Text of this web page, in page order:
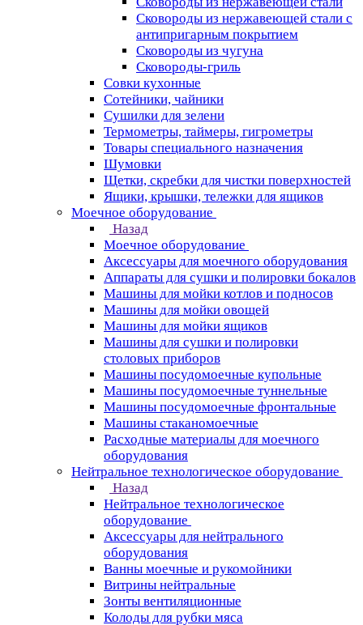
Сковороды из нержавеющей стали с
антипригарным покрытием
Сковороды из чугуна
Сковороды-гриль
Совки кухонные
Сотейники, чайники
Сушилки для зелени
Термометры, таймеры, гигрометры
Товары специального назначения
Шумовки
Щетки, скребки для чистки поверхностей
Ящики, крышки, тележки для ящиков
Моечное оборудование
Назад
Моечное оборудование
Аксессуары для моечного оборудования
Аппараты для сушки и полировки бокалов
Машины для мойки котлов и подносов
Машины для мойки овощей
Машины для мойки ящиков
Машины для сушки и полировки
столовых приборов
Машины посудомоечные купольные
Машины посудомоечные туннельные
Машины посудомоечные фронтальные
Машины стаканомоечные
Расходные материалы для моечного
оборудования
Нейтральное технологическое оборудование
Назад
Нейтральное технологическое
оборудование
Аксессуары для нейтрального
оборудования
Ванны моечные и рукомойники
Витрины нейтральные
Зонты вентиляционные
Колоды для рубки мяса